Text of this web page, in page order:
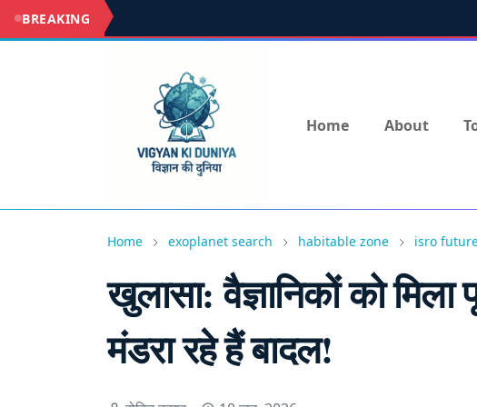
BREAKING
Home About
Home exoplanet search habitable zone isro
खुलासा: वैज्ञानिकों को
मंडरा रहे हैं बादल!